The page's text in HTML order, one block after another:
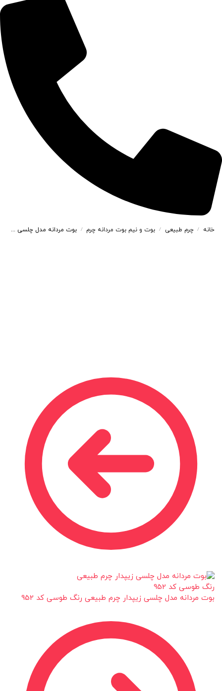
خانه / چرم طبیعی / بوت و نیم بوت مردانه چرم / بوت مردانه مدل چلسی چرم طبیعی رنگ خاکی کد 850
بوت مردانه مدل چلسی زیپدار چرم طبیعی رنگ طوسی کد 952